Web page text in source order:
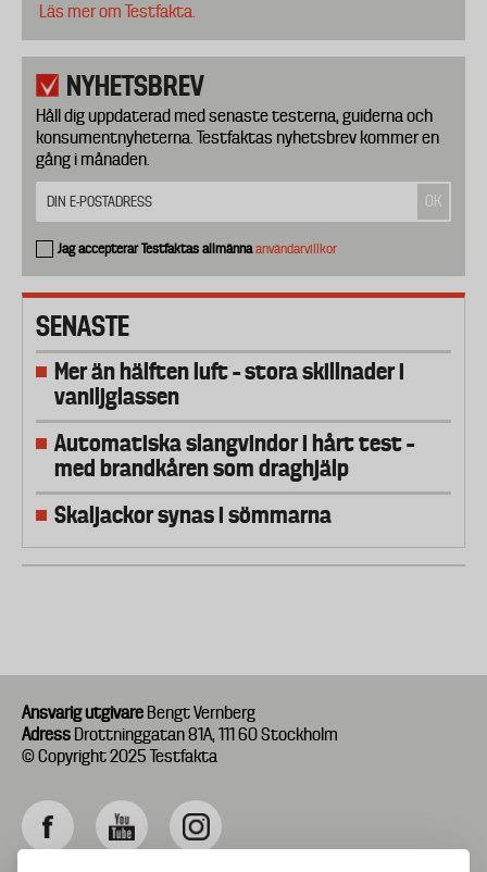
Läs mer om Testfakta.
NYHETSBREV
Håll dig uppdaterad med senaste testerna, guiderna och
konsumentnyheterna. Testfaktas nyhetsbrev kommer en
gång i månaden.
Jag accepterar Testfaktas allmännaanvändarvillkor
SENASTE
Mer än hälften luft – stora skillnader i
vaniljglassen
Automatiska slangvindor i hårt test –
med brandkåren som draghjälp
Skaljackor synas i sömmarna
Ansvarig utgivare Bengt Vernberg
Adress Drottninggatan 81A, 111 60 Stockholm
© Copyright 2025 Testfakta